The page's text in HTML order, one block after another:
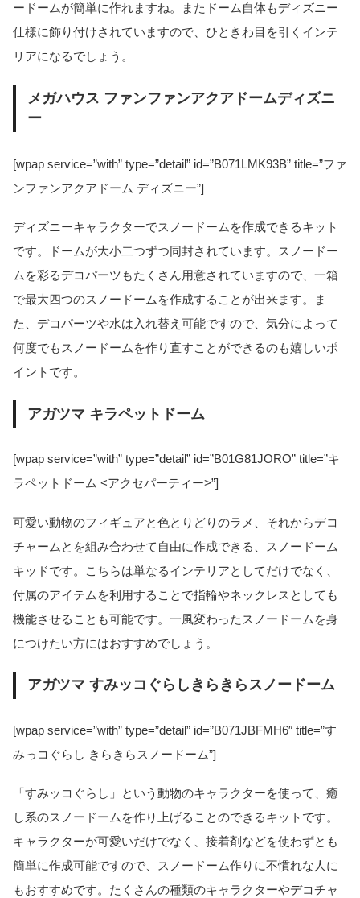
ードームが簡単に作れますね。またドーム自体もディズニー
仕様に飾り付けされていますので、ひときわ目を引くインテ
リアになるでしょう。
メガハウス ファンファンアクアドームディズニ
ー
[wpap service=”with” type=”detail” id=”B071LMK93B” title=”ファ
ンファンアクアドーム ディズニー”]
ディズニーキャラクターでスノードームを作成できるキット
です。ドームが大小二つずつ同封されています。スノードー
ムを彩るデコパーツもたくさん用意されていますので、一箱
で最大四つのスノードームを作成することが出来ます。ま
た、デコパーツや水は入れ替え可能ですので、気分によって
何度でもスノードームを作り直すことができるのも嬉しいポ
イントです。
アガツマ キラペットドーム
[wpap service=”with” type=”detail” id=”B01G81JORO” title=”キ
ラペットドーム <アクセパーティー>”]
可愛い動物のフィギュアと色とりどりのラメ、それからデコ
チャームとを組み合わせて自由に作成できる、スノードーム
キッドです。こちらは単なるインテリアとしてだけでなく、
付属のアイテムを利用することで指輪やネックレスとしても
機能させることも可能です。一風変わったスノードームを身
につけたい方にはおすすめでしょう。
アガツマ すみッコぐらしきらきらスノードーム
[wpap service=”with” type=”detail” id=”B071JBFMH6″ title=”す
みっコぐらし きらきらスノードーム”]
「すみッコぐらし」という動物のキャラクターを使って、癒
し系のスノードームを作り上げることのできるキットです。
キャラクターが可愛いだけでなく、接着剤などを使わずとも
簡単に作成可能ですので、スノードーム作りに不慣れな人に
もおすすめです。たくさんの種類のキャラクターやデコチャ